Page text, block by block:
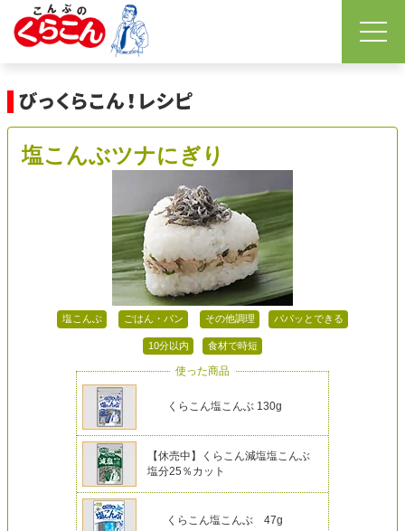
塩こんぶツナにぎり
塩こんぶ ごはん・パン その他調理 パパッとできる
10分以内 食材で時短
使った商品
くらこん塩こんぶ 130g
【休売中】くらこん減塩塩こんぶ
塩分25％カット
くらこん塩こんぶ 47g